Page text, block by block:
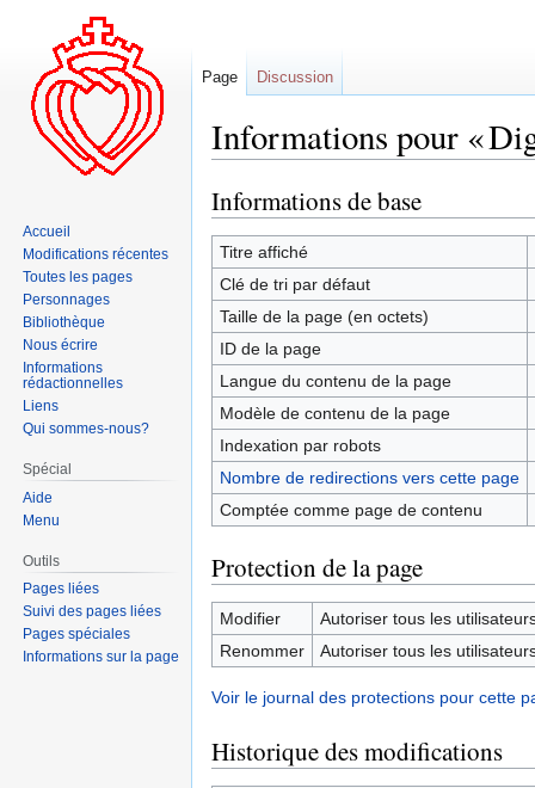
Informations pour «
Aller
à
la
navigation
Aller
à
la
recherche
Informations de base
Titre affiché
Clé de tri par défaut
Taille de la page (en octets)
ID de la page
Langue du contenu de la page
Modèle de contenu de la page
Indexation par robots
Nombre de redirections vers cette page
Comptée comme page de contenu
Protection de la page
Modifier
Autoriser tous les
Renommer
Autoriser tous les
Voir le journal des protections pour cette
Historique des modifications
Page Discussion
Accueil
Modifications récentes
Toutes les pages
Personnages
Bibliothèque
Nous écrire
Informations
rédactionnelles
Liens
Qui sommes-nous?
Spécial
Aide
Menu
Outils
Pages liées
Suivi des pages liées
Pages spéciales
Informations sur la page